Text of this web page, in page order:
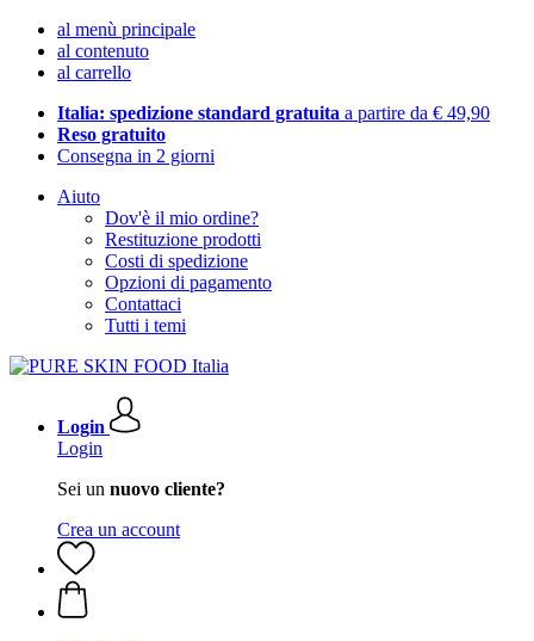
al menù principale
al contenuto
al carrello
Italia: spedizione standard gratuita a partire da € 49,90
Reso gratuito
Consegna in 2 giorni
Aiuto
Dov'è il mio ordine?
Restituzione prodotti
Costi di spedizione
Opzioni di pagamento
Contattaci
Tutti i temi
Login
Login
Sei un nuovo cliente?
Crea un account